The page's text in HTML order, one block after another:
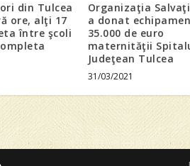
din Tulcea
ore, alţi 17
între şcoli
Organizaţia
a donat
35.000 de euro
maternităţii
Judeţean Tulcea
31/03/2021